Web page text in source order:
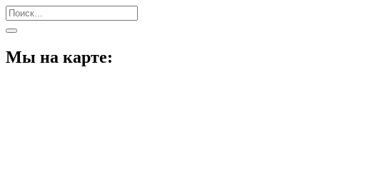
Мы на карте: